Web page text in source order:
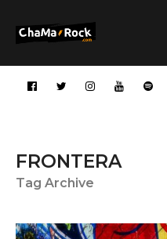
FRONTERA
Tag Archive